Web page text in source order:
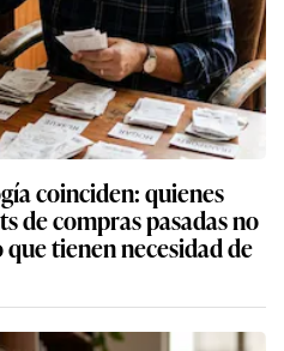
coinciden: quienes
de compras pasadas no
tienen necesidad de